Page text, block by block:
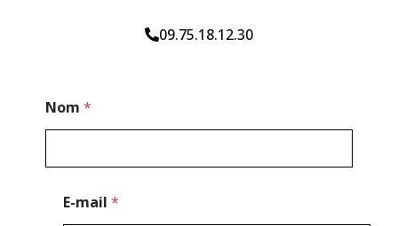
09.75.18.12.30
Nom *
E-mail *